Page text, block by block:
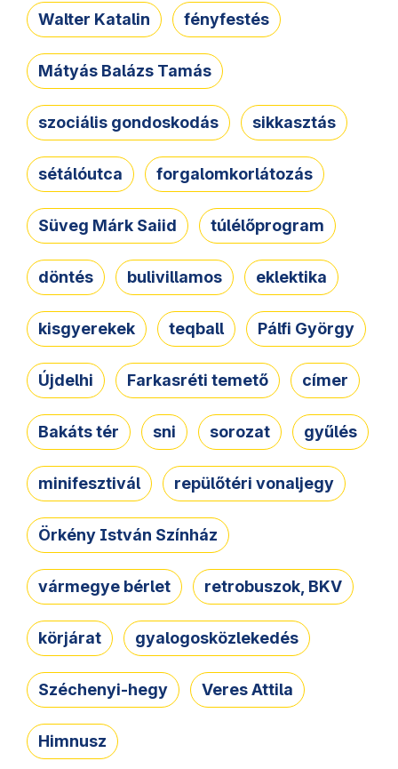
Walter Katalin fényfestés
Mátyás Balázs Tamás
szociális gondoskodás sikkasztás
sétálóutca forgalomkorlátozás
Süveg Márk Saiid túlélőprogram
döntés bulivillamos eklektika
kisgyerekek teqball Pálfi György
Újdelhi Farkasréti temető címer
Bakáts tér sni sorozat gyűlés
minifesztivál repülőtéri vonaljegy
Örkény István Színház
vármegye bérlet retrobuszok, BKV
körjárat gyalogosközlekedés
Széchenyi-hegy Veres Attila
Himnusz